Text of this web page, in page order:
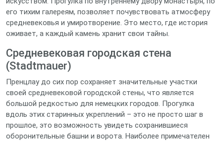
его тихим галереям, позволяет почувствовать атмосферу
средневековья и умиротворение. Это место, где история
оживает, а каждый камень хранит свои тайны.
Средневековая городская стена
(Stadtmauer)
Пренцлау до сих пор сохраняет значительные участки
своей средневековой городской стены, что является
большой редкостью для немецких городов. Прогулка
вдоль этих старинных укреплений – это не просто шаг в
прошлое, это возможность увидеть сохранившиеся
оборонительные башни и ворота. Наиболее примечателен